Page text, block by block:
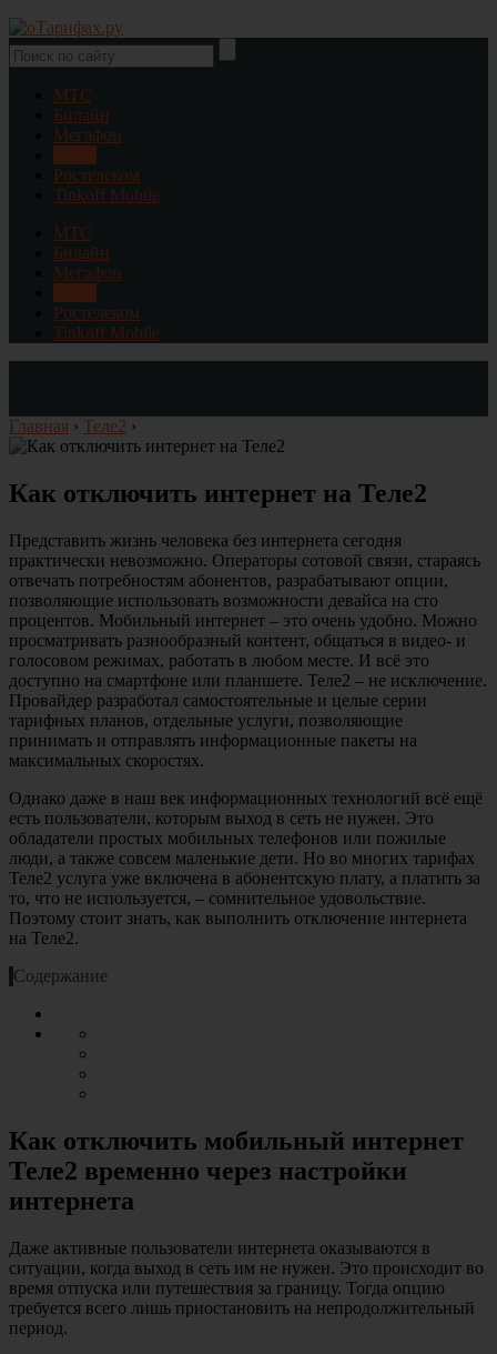
МТС
Билайн
Мегафон
Ростелеком
Tinkoff Mobile
МТС
Билайн
Мегафон
Ростелеком
Tinkoff Mobile
Главная › Теле2 ›
Как отключить интернет на Теле2
Представить жизнь человека без интернета сегодня
практически невозможно. Операторы сотовой связи, стараясь
отвечать потребностям абонентов, разрабатывают опции,
позволяющие использовать возможности девайса на сто
процентов. Мобильный интернет – это очень удобно. Можно
просматривать разнообразный контент, общаться в видео- и
голосовом режимах, работать в любом месте. И всё это
доступно на смартфоне или планшете. Теле2 – не исключение.
Провайдер разработал самостоятельные и целые серии
тарифных планов, отдельные услуги, позволяющие
принимать и отправлять информационные пакеты на
максимальных скоростях.
Однако даже в наш век информационных технологий всё ещё
есть пользователи, которым выход в сеть не нужен. Это
обладатели простых мобильных телефонов или пожилые
люди, а также совсем маленькие дети. Но во многих тарифах
Теле2 услуга уже включена в абонентскую плату, а платить за
то, что не используется, – сомнительное удовольствие.
Поэтому стоит знать, как выполнить отключение интернета
на Теле2.
Содержание
Как отключить мобильный интернет
Теле2 временно через настройки
интернета
Даже активные пользователи интернета оказываются в
ситуации, когда выход в сеть им не нужен. Это происходит во
время отпуска или путешествия за границу. Тогда опцию
требуется всего лишь приостановить на непродолжительный
период.